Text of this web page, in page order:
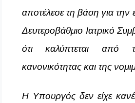
αποτέλεσε τη βάση για την
Δευτεροβάθμιο Ιατρικό
ότι καλύπτεται από
κανονικότητας και της
Η Υπουργός δεν είχε